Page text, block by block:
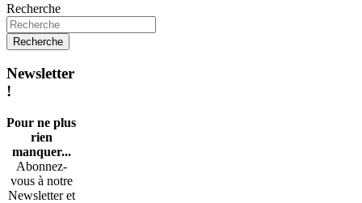
Recherche
Newsletter
!
Pour ne plus
rien
manquer...
Abonnez-
vous à notre
Newsletter et